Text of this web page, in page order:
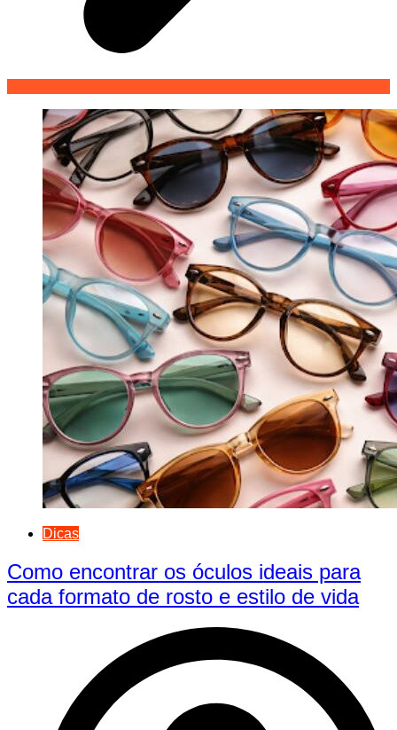
Dicas
Como encontrar os óculos ideais para
cada formato de rosto e estilo de vida